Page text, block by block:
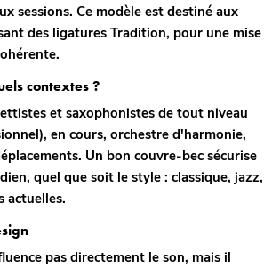
sessions. Ce modèle est destiné aux
des ligatures Tradition, pour une mise
contextes ?
et saxophonistes de tout niveau
en cours, orchestre d'harmonie,
Un bon couvre-bec sécurise
quel que soit le style : classique, jazz,
actuelles.
pas directement le son, mais il